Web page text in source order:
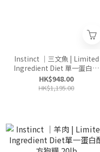
Instinct ｜三文魚 | Limited
Ingredient Diet 單一蛋白配
方狗糧 20lb
HK$948.00
HK$1,195.00